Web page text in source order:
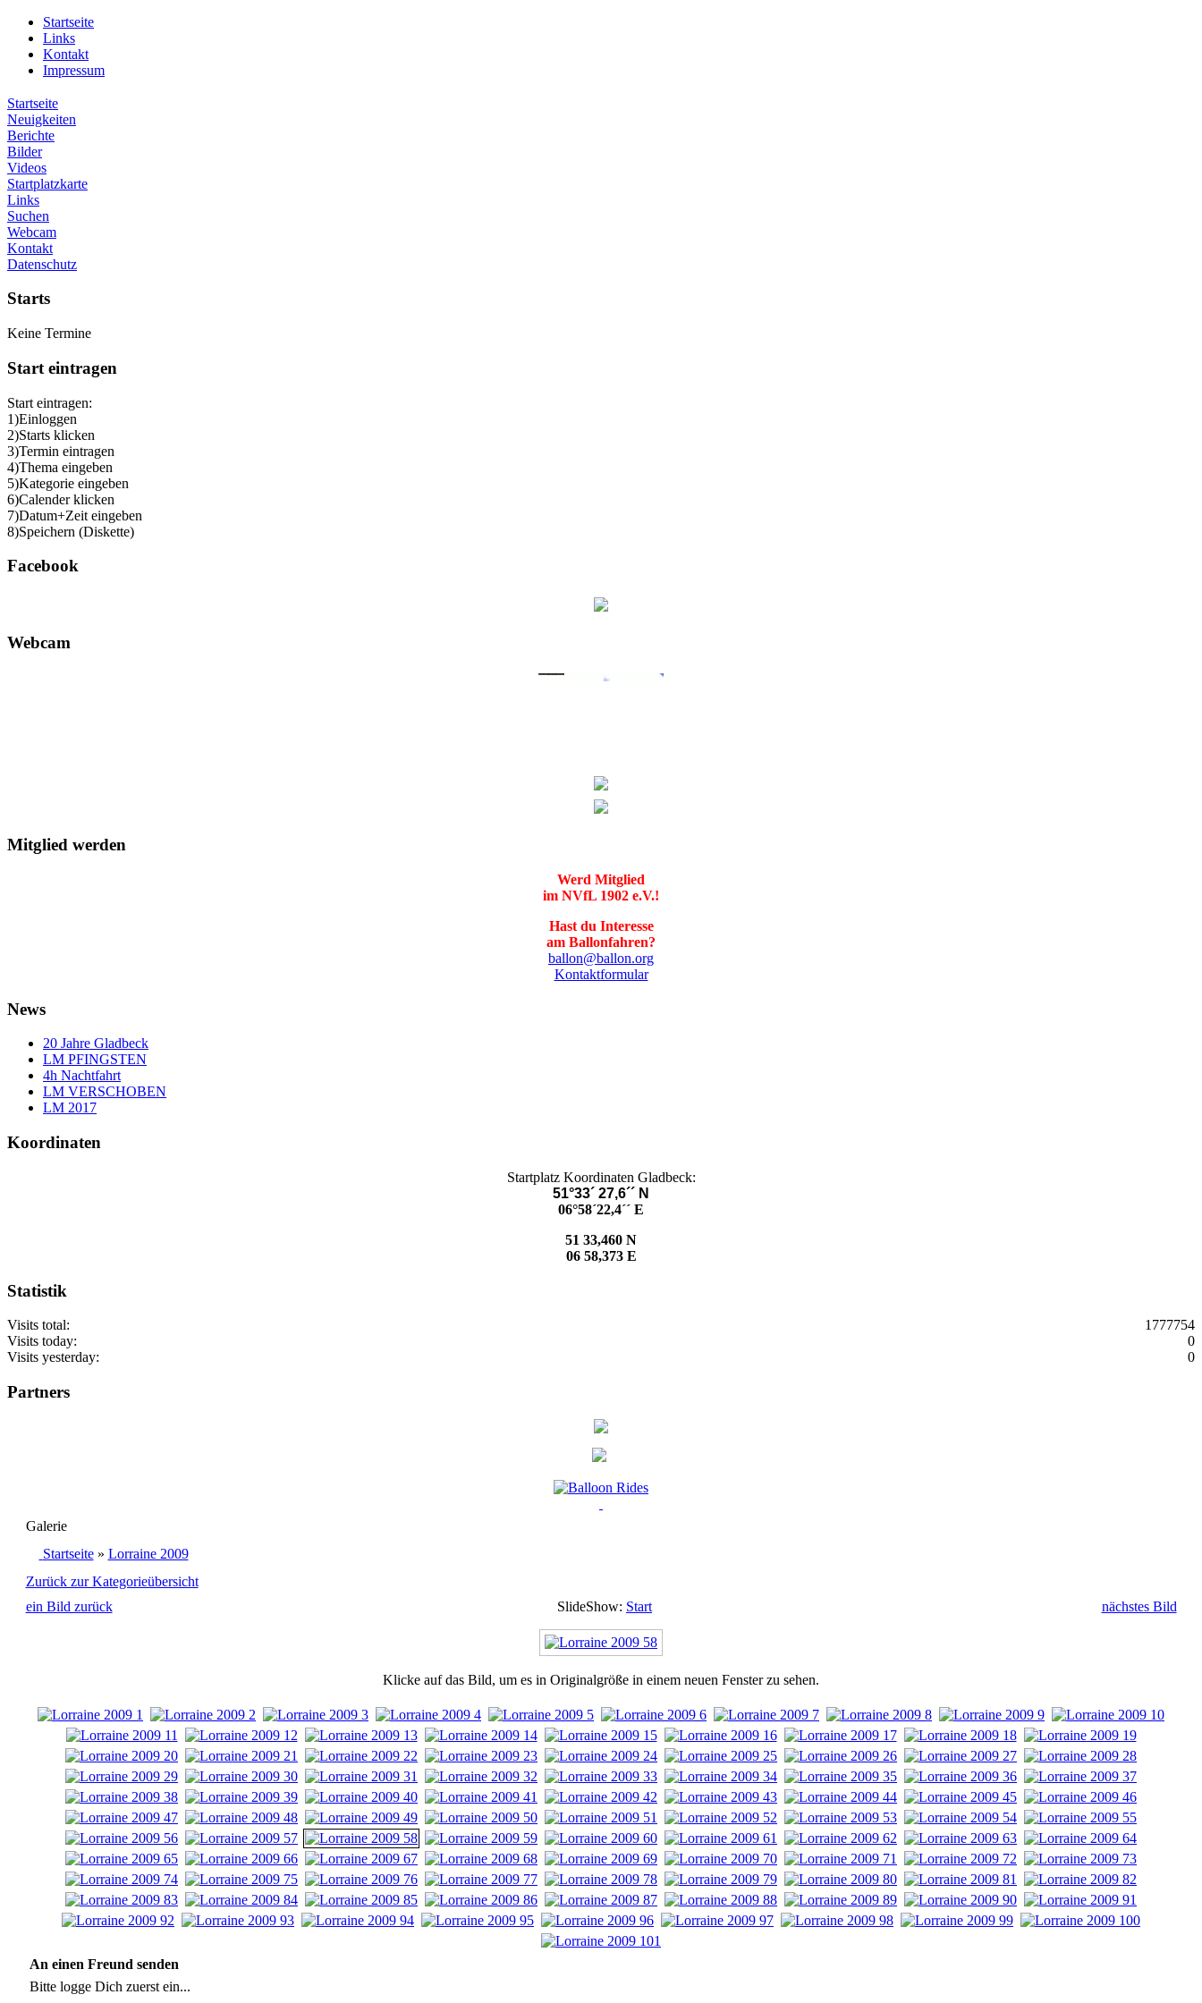
Startseite
Links
Kontakt
Impressum
Startseite
Neuigkeiten
Berichte
Bilder
Videos
Startplatzkarte
Links
Suchen
Webcam
Kontakt
Datenschutz
Starts
Keine Termine
Start eintragen
Start eintragen:
1)Einloggen
2)Starts klicken
3)Termin eintragen
4)Thema eingeben
5)Kategorie eingeben
6)Calender klicken
7)Datum+Zeit eingeben
8)Speichern (Diskette)
Facebook
Webcam
Mitglied werden
Werd Mitglied
im NVfL 1902 e.V.!
Hast du Interesse
am Ballonfahren?
ballon@ballon.org
Kontaktformular
News
20 Jahre Gladbeck
LM PFINGSTEN
4h Nachtfahrt
LM VERSCHOBEN
LM 2017
Koordinaten
Startplatz Koordinaten Gladbeck:
51°33´ 27,6´´ N
06°58´22,4´´ E
51 33,460 N
06 58,373 E
Statistik
Visits total:
1777754
Visits today:
0
Visits yesterday:
0
Partners
Galerie
Startseite» Lorraine 2009
Zurück zur Kategorieübersicht
ein Bild zurück
SlideShow: Start nächstes Bild
Klicke auf das Bild, um es in Originalgröße in einem neuen Fenster zu sehen.
An einen Freund senden
Bitte logge Dich zuerst ein...